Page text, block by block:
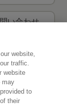
い合わせ
website,
traffic.
website
may
to
their